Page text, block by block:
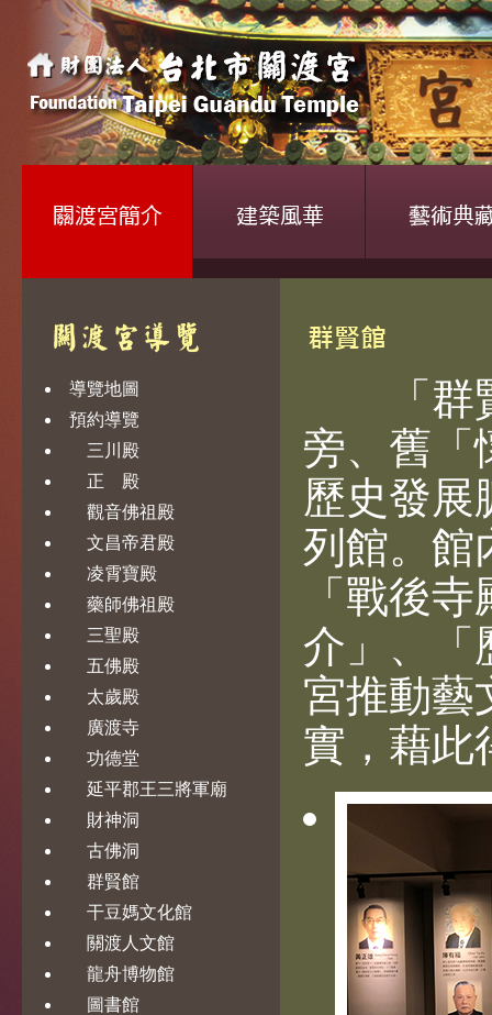
導覽地圖
預約導覽
三川殿
正 殿
觀音佛祖殿
文昌帝君殿
凌霄寶殿
藥師佛祖殿
三聖殿
五佛殿
太歲殿
廣渡寺
功德堂
延平郡王三將軍廟
財神洞
古佛洞
群賢館
干豆媽文化館
關渡人文館
龍舟博物館
圖書館
「群賢
旁、舊「
歷史發展
列館。館
「戰後
介」、「
宮推動藝
實，藉此